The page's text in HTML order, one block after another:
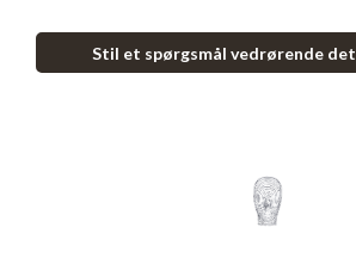
Stil et spørgsmål vedrørende